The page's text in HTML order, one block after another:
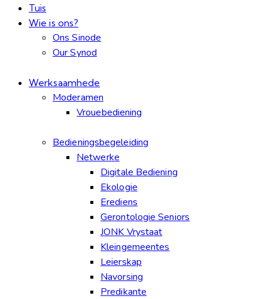
Tuis
Wie is ons?
Ons Sinode
Our Synod
Werksaamhede
Moderamen
Vrouebediening
Bedieningsbegeleiding
Netwerke
Digitale Bediening
Ekologie
Erediens
Gerontologie Seniors
JONK Vrystaat
Kleingemeentes
Leierskap
Navorsing
Predikante